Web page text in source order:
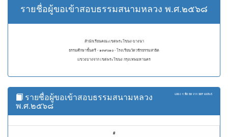
รายชื่อผู้ขอเข้าสอบธรรมสนามหลวง พ.ศ.๒๕๖๘
สำนักเรียนคณะเขตพระโขนง-บางนา
ธรรมศึกษาชั้นตรี - ๑๓๙๐๑๐ - โรงเรียนวัดวชิรธรรมสาธิต
แขวงบางจาก เขตพระโขนง กรุงเทพมหานคร
แสดง 1 ถึง 50 จาก 307 ผลลัพธ์
รายชื่อผู้ขอเข้าสอบธรรมสนามหลวง
พ.ศ.๒๕๖๘
#